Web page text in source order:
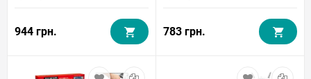
944 грн. 783 грн.